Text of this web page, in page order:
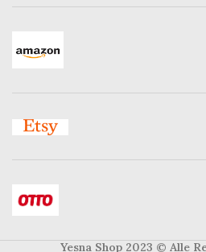
Yesna Shop 2023 © Alle